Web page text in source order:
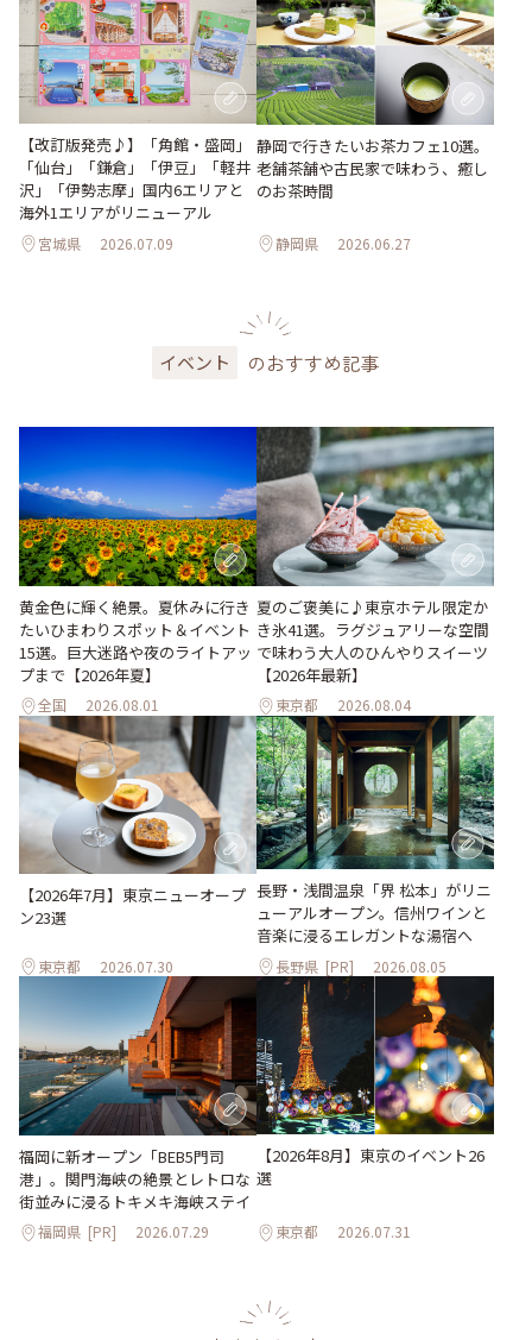
【改訂版発売♪】「角館・盛岡」
「仙台」「鎌倉」「伊豆」「軽井
沢」「伊勢志摩」国内6エリアと
海外1エリアがリニューアル
宮城県 2026.07.09
静岡で行きたいお茶カフェ10選。
老舗茶舗や古民家で味わう、癒し
のお茶時間
静岡県 2026.06.27
イベント のおすすめ記事
黄金色に輝く絶景。夏休みに行き
たいひまわりスポット＆イベント
15選。巨大迷路や夜のライトアッ
プまで【2026年夏】
全国 2026.08.01
夏のご褒美に♪東京ホテル限定か
き氷41選。ラグジュアリーな空間
で味わう大人のひんやりスイーツ
【2026年最新】
東京都 2026.08.04
【2026年7月】東京ニューオープ
ン23選
東京都 2026.07.30
長野・浅間温泉「界 松本」がリニ
ューアルオープン。信州ワインと
音楽に浸るエレガントな湯宿へ
長野県 [PR] 2026.08.05
福岡に新オープン「BEB5門司
港」。関門海峡の絶景とレトロな
街並みに浸るトキメキ海峡ステイ
福岡県 [PR] 2026.07.29
【2026年8月】東京のイベント26
選
東京都 2026.07.31